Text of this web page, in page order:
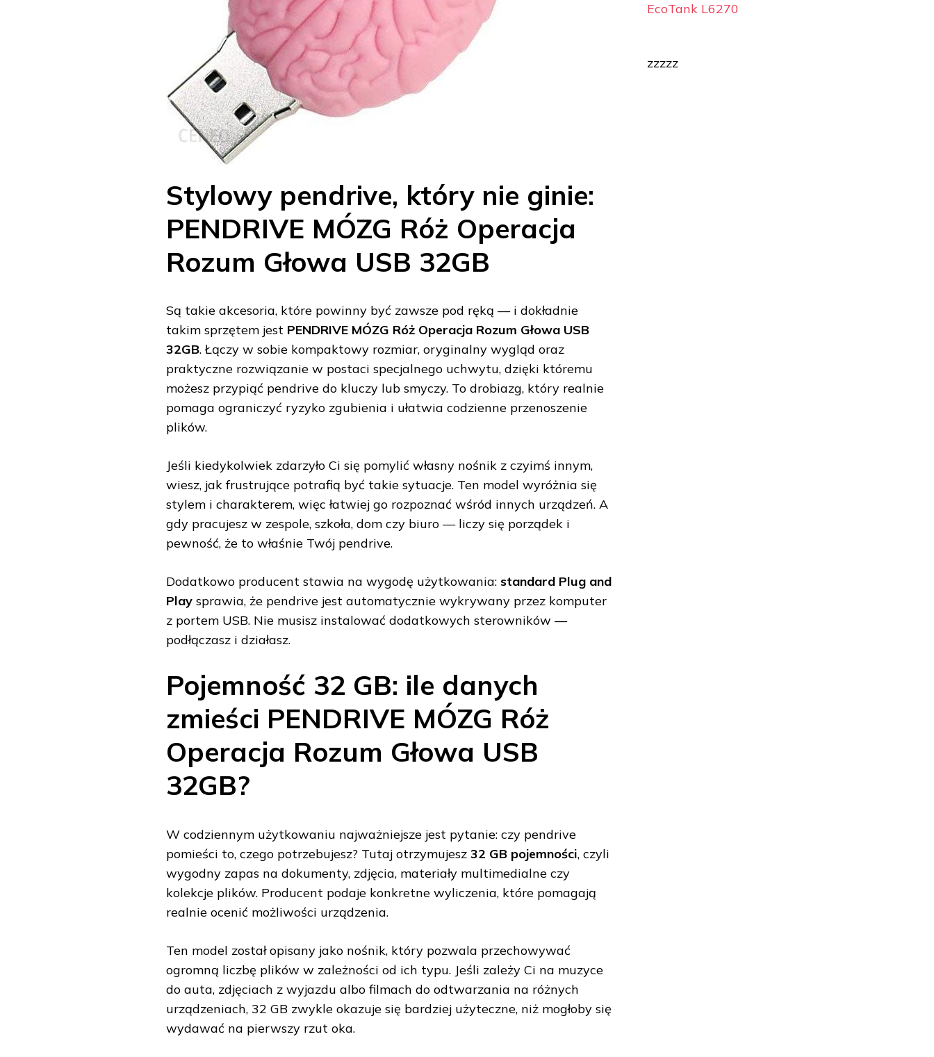
Stylowy pendrive, który nie ginie:
PENDRIVE MÓZG Róż Operacja
Rozum Głowa USB 32GB
Są takie akcesoria, które powinny być zawsze pod ręką — i dokładnie
takim sprzętem jest PENDRIVE MÓZG Róż Operacja Rozum Głowa USB
32GB. Łączy w sobie kompaktowy rozmiar, oryginalny wygląd oraz
praktyczne rozwiązanie w postaci specjalnego uchwytu, dzięki któremu
możesz przypiąć pendrive do kluczy lub smyczy. To drobiazg, który realnie
pomaga ograniczyć ryzyko zgubienia i ułatwia codzienne przenoszenie
plików.
Jeśli kiedykolwiek zdarzyło Ci się pomylić własny nośnik z czyimś innym,
wiesz, jak frustrujące potrafią być takie sytuacje. Ten model wyróżnia się
stylem i charakterem, więc łatwiej go rozpoznać wśród innych urządzeń. A
gdy pracujesz w zespole, szkoła, dom czy biuro — liczy się porządek i
pewność, że to właśnie Twój pendrive.
Dodatkowo producent stawia na wygodę użytkowania: standard Plug and
Play sprawia, że pendrive jest automatycznie wykrywany przez komputer
z portem USB. Nie musisz instalować dodatkowych sterowników —
podłączasz i działasz.
Pojemność 32 GB: ile danych
zmieści PENDRIVE MÓZG Róż
Operacja Rozum Głowa USB
32GB?
W codziennym użytkowaniu najważniejsze jest pytanie: czy pendrive
pomieści to, czego potrzebujesz? Tutaj otrzymujesz 32 GB pojemności, czyli
wygodny zapas na dokumenty, zdjęcia, materiały multimedialne czy
kolekcje plików. Producent podaje konkretne wyliczenia, które pomagają
realnie ocenić możliwości urządzenia.
Ten model został opisany jako nośnik, który pozwala przechowywać
ogromną liczbę plików w zależności od ich typu. Jeśli zależy Ci na muzyce
do auta, zdjęciach z wyjazdu albo filmach do odtwarzania na różnych
urządzeniach, 32 GB zwykle okazuje się bardziej użyteczne, niż mogłoby się
wydawać na pierwszy rzut oka.
EcoTank L6270
zzzzz